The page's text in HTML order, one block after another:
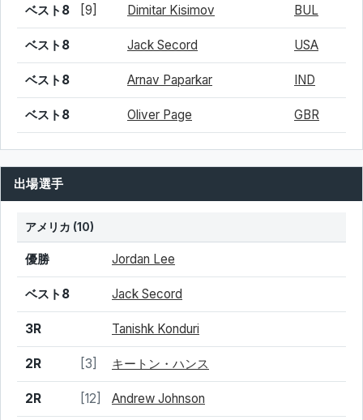
ベスト8 [9] Dimitar Kisimov BUL
ベスト8 Jack Secord USA
ベスト8 Arnav Paparkar IND
ベスト8 Oliver Page GBR
出場選手
アメリカ (10)
結果 選手名
優勝 Jordan Lee
ベスト8 Jack Secord
3R Tanishk Konduri
2R [3] キートン・ハンス
2R [12] Andrew Johnson